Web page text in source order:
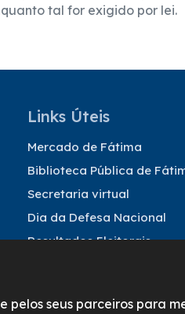
tal for exigido por lei.
Links Úteis
Mercado de Fátima
Biblioteca Pública de
Secretaria virtual
Dia da Defesa Nacional
Resultados Eleitorais
pelos seus parceiros para